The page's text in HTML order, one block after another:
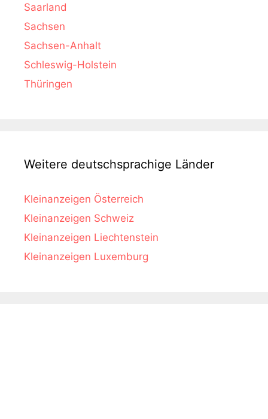
Saarland
Sachsen
Sachsen-Anhalt
Schleswig-Holstein
Thüringen
Weitere deutschsprachige Länder
Kleinanzeigen Österreich
Kleinanzeigen Schweiz
Kleinanzeigen Liechtenstein
Kleinanzeigen Luxemburg